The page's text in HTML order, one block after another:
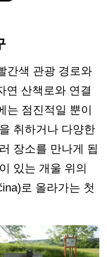
간색 관광 경로와
연 산책로와 연결
는 점진적일 뿐이
취하거나 다양한
장소를 만나게 됩
있는 개울 위의
로 올라가는 첫